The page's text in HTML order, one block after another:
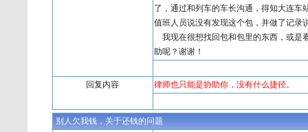
了，通过和列车的车长沟通，得知大连车
值班人员说没有发现这个包，并做了记录
我现在很想找回包和包里的东西，或是
助呢？谢谢！
回复内容 律师也只能是协助你，没有什么捷径。
别人欠我钱，关于还钱的问题